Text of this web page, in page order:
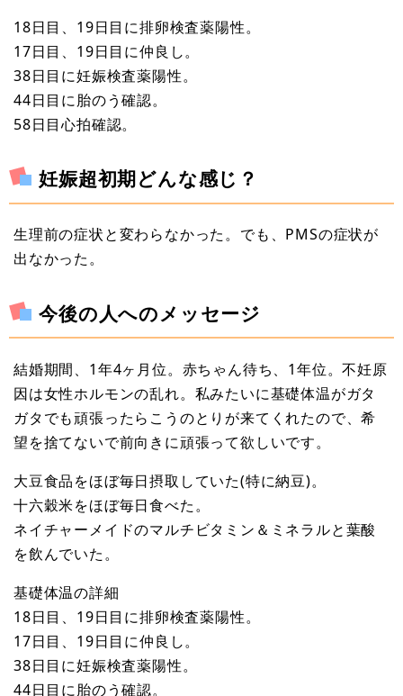
18日目、19日目に排卵検査薬陽性。
17日目、19日目に仲良し。
38日目に妊娠検査薬陽性。
44日目に胎のう確認。
58日目心拍確認。
妊娠超初期どんな感じ？
生理前の症状と変わらなかった。でも、PMSの症状が
出なかった。
今後の人へのメッセージ
結婚期間、1年4ヶ月位。赤ちゃん待ち、1年位。不妊原
因は女性ホルモンの乱れ。私みたいに基礎体温がガタ
ガタでも頑張ったらこうのとりが来てくれたので、希
望を捨てないで前向きに頑張って欲しいです。
大豆食品をほぼ毎日摂取していた(特に納豆)。
十六穀米をほぼ毎日食べた。
ネイチャーメイドのマルチビタミン＆ミネラルと葉酸
を飲んでいた。
基礎体温の詳細
18日目、19日目に排卵検査薬陽性。
17日目、19日目に仲良し。
38日目に妊娠検査薬陽性。
44日目に胎のう確認。